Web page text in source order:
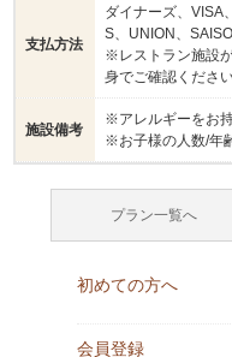
支払方法
ダイナーズ、VISA
S、UNION、
※レストラン施設
身でご確認ください
施設備考
※アレルギーをお
※お子様の人数/年
プラン一覧へ
初めての方へ
会員登録